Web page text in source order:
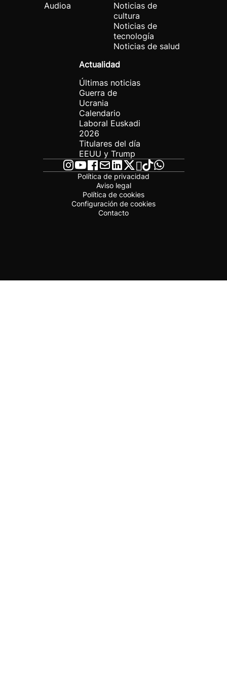
Audioa
Noticias de
cultura
Noticias de
tecnología
Noticias de salud
Actualidad
Últimas noticias
Guerra de
Ucrania
Calendario
Laboral Euskadi
2026
Titulares del día
EEUU y Trump
Política de privacidad
Aviso legal
Política de cookies
Configuración de cookies
Contacto